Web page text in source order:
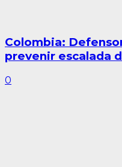
Colombia:
prevenir escalada
0